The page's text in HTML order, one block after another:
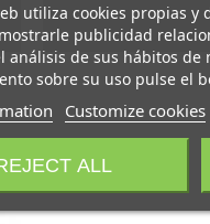
utiliza cookies propias
publicidad
análisis de sus hábitos de
sobre su uso pulse el
Customize cookies
ALL